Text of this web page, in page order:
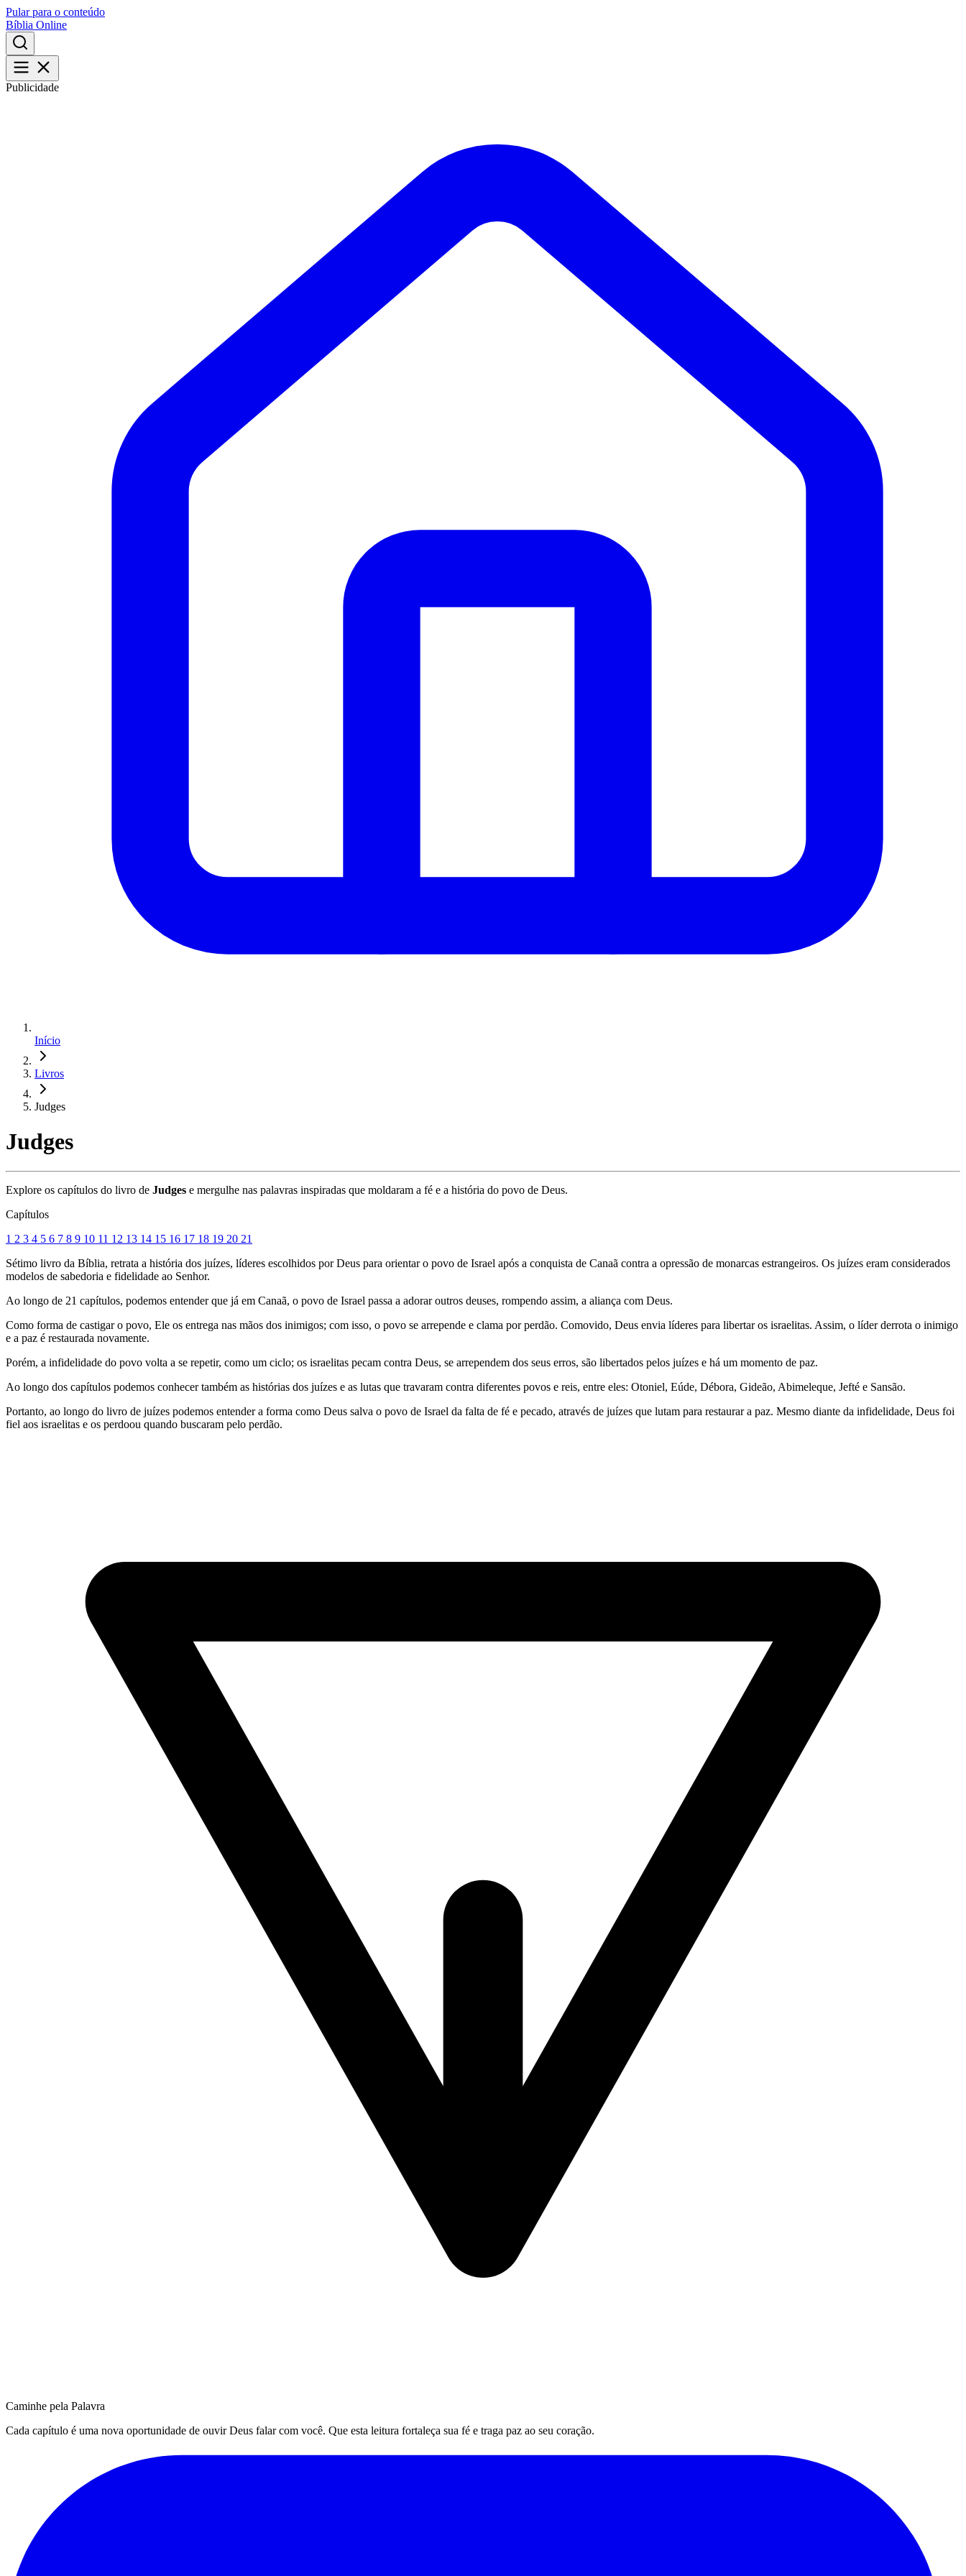
Pular para o conteúdo
Bíblia Online
Publicidade
Início
Livros
Judges
Judges
Explore os capítulos do livro de Judges e mergulhe nas palavras inspiradas que moldaram a fé e a história do povo de Deus.
Capítulos
1 2 3 4 5 6 7 8 9 10 11 12 13 14 15 16 17 18 19 20 21
Sétimo livro da Bíblia, retrata a história dos juízes, líderes escolhidos por Deus para orientar o povo de Israel após a conquista de Canaã contra a opressão de monarcas estrangeiros. Os juízes eram considerados
modelos de sabedoria e fidelidade ao Senhor.
Ao longo de 21 capítulos, podemos entender que já em Canaã, o povo de Israel passa a adorar outros deuses, rompendo assim, a aliança com Deus.
Como forma de castigar o povo, Ele os entrega nas mãos dos inimigos; com isso, o povo se arrepende e clama por perdão. Comovido, Deus envia líderes para libertar os israelitas. Assim, o líder derrota o inimigo
e a paz é restaurada novamente.
Porém, a infidelidade do povo volta a se repetir, como um ciclo; os israelitas pecam contra Deus, se arrependem dos seus erros, são libertados pelos juízes e há um momento de paz.
Ao longo dos capítulos podemos conhecer também as histórias dos juízes e as lutas que travaram contra diferentes povos e reis, entre eles: Otoniel, Eúde, Débora, Gideão, Abimeleque, Jefté e Sansão.
Portanto, ao longo do livro de juízes podemos entender a forma como Deus salva o povo de Israel da falta de fé e pecado, através de juízes que lutam para restaurar a paz. Mesmo diante da infidelidade, Deus foi
fiel aos israelitas e os perdoou quando buscaram pelo perdão.
Caminhe pela Palavra
Cada capítulo é uma nova oportunidade de ouvir Deus falar com você. Que esta leitura fortaleça sua fé e traga paz ao seu coração.